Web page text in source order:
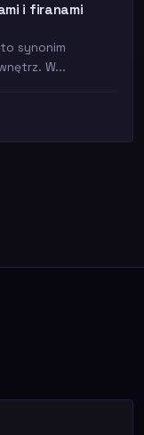
i firanami
synonim
W...